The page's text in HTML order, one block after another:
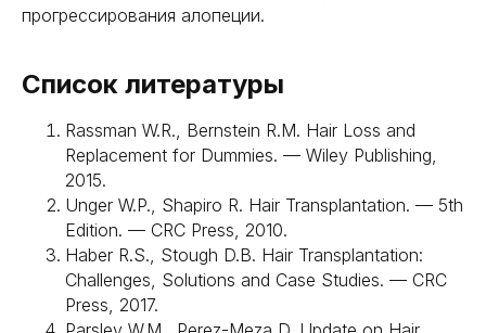
прогрессирования алопеции.
Список литературы
Rassman W.R., Bernstein R.M. Hair Loss and
Replacement for Dummies. — Wiley Publishing,
2015.
Unger W.P., Shapiro R. Hair Transplantation. — 5th
Edition. — CRC Press, 2010.
Haber R.S., Stough D.B. Hair Transplantation:
Challenges, Solutions and Case Studies. — CRC
Press, 2017.